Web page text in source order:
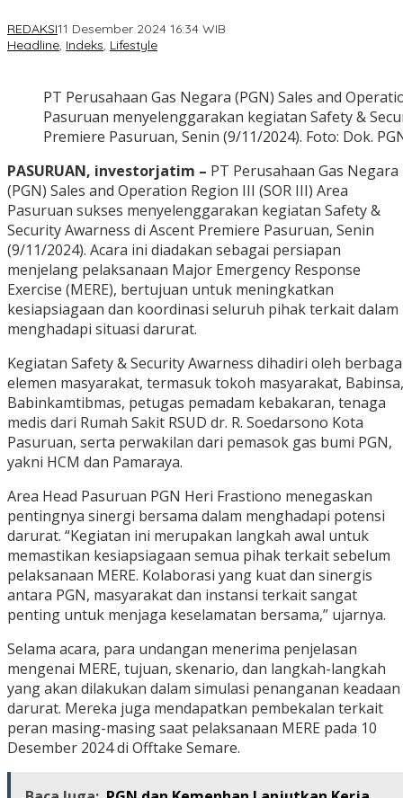
REDAKSI11 Desember 2024 16:34 WIB
Headline, Indeks, Lifestyle
PT Perusahaan Gas Negara (PGN) Sales and
Pasuruan menyelenggarakan kegiatan Safety &
Premiere Pasuruan, Senin (9/11/2024). Foto: Dok.
PASURUAN, investorjatim – PT Perusahaan Gas Negara
(PGN) Sales and Operation Region III (SOR III) Area
Pasuruan sukses menyelenggarakan kegiatan Safety &
Security Awarness di Ascent Premiere Pasuruan, Senin
(9/11/2024). Acara ini diadakan sebagai persiapan
menjelang pelaksanaan Major Emergency Response
Exercise (MERE), bertujuan untuk meningkatkan
kesiapsiagaan dan koordinasi seluruh pihak terkait dalam
menghadapi situasi darurat.
Kegiatan Safety & Security Awarness dihadiri oleh
elemen masyarakat, termasuk tokoh masyarakat, Babinsa,
Babinkamtibmas, petugas pemadam kebakaran, tenaga
medis dari Rumah Sakit RSUD dr. R. Soedarsono Kota
Pasuruan, serta perwakilan dari pemasok gas bumi PGN,
yakni HCM dan Pamaraya.
Area Head Pasuruan PGN Heri Frastiono menegaskan
pentingnya sinergi bersama dalam menghadapi potensi
darurat. “Kegiatan ini merupakan langkah awal untuk
memastikan kesiapsiagaan semua pihak terkait sebelum
pelaksanaan MERE. Kolaborasi yang kuat dan sinergis
antara PGN, masyarakat dan instansi terkait sangat
penting untuk menjaga keselamatan bersama,” ujarnya.
Selama acara, para undangan menerima penjelasan
mengenai MERE, tujuan, skenario, dan langkah-langkah
yang akan dilakukan dalam simulasi penanganan keadaan
darurat. Mereka juga mendapatkan pembekalan terkait
peran masing-masing saat pelaksanaan MERE pada 10
Desember 2024 di Offtake Semare.